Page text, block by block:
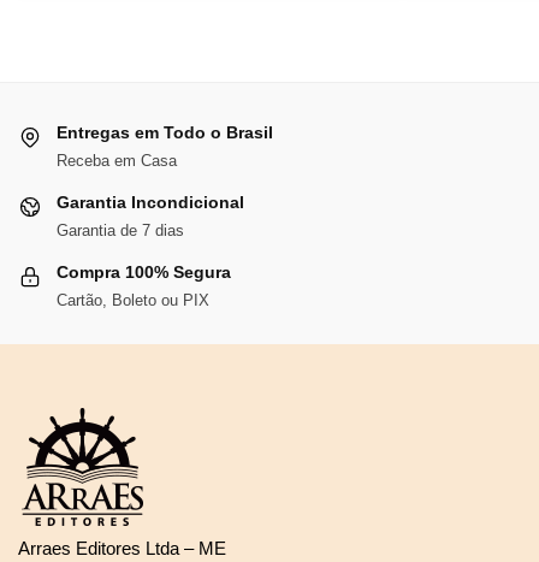
Entregas em Todo o Brasil
Receba em Casa
Garantia Incondicional
Garantia de 7 dias
Compra 100% Segura
Cartão, Boleto ou PIX
Arraes Editores Ltda – ME